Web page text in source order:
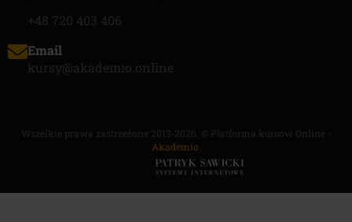
+48 720 403 406
Email
kursy@akademio.online
Wszelkie prawa zastrzeżone 2013-2026. © Platforma kursów Online -
Akademio.